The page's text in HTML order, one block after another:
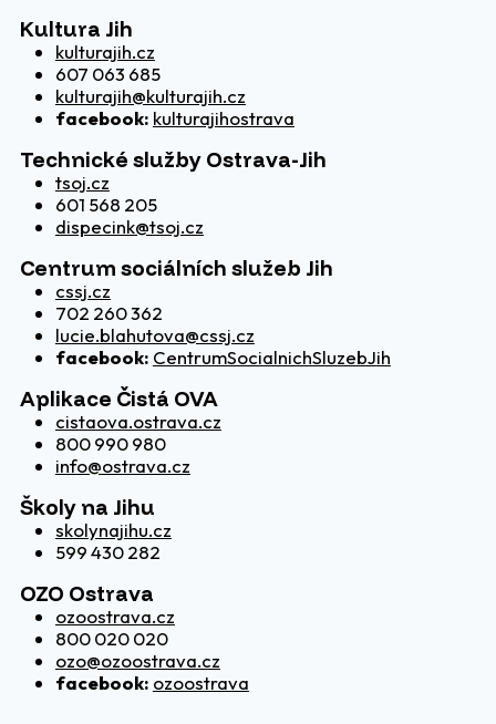
Kultura Jih
kulturajih.cz
607 063 685
kulturajih@kulturajih.cz
facebook: kulturajihostrava
Technické služby Ostrava-Jih
tsoj.cz
601 568 205
dispecink@tsoj.cz
Centrum sociálních služeb Jih
cssj.cz
702 260 362
lucie.blahutova@cssj.cz
facebook: CentrumSocialnichSluzebJih
Aplikace Čistá OVA
cistaova.ostrava.cz
800 990 980
info@ostrava.cz
Školy na Jihu
skolynajihu.cz
599 430 282
OZO Ostrava
ozoostrava.cz
800 020 020
ozo@ozoostrava.cz
facebook: ozoostrava